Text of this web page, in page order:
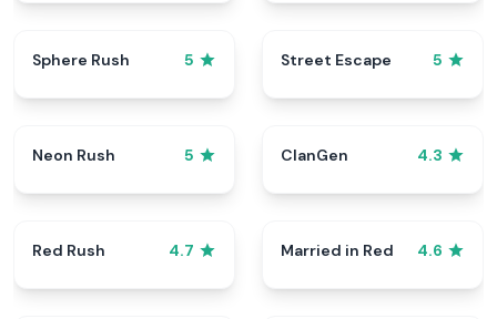
Sphere Rush 5 Street Escape 5
Neon Rush 5 ClanGen 4.3
Red Rush 4.7 Married in Red 4.6